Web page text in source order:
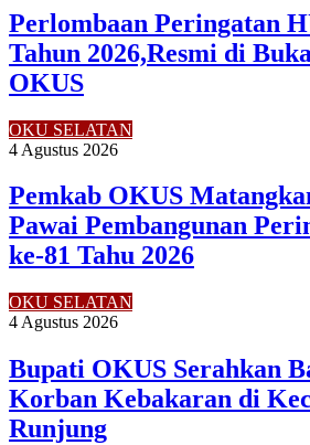
Perlombaan Peringatan
Tahun 2026,Resmi di
OKUS
OKU SELATAN
4 Agustus 2026
Pemkab OKUS
Pawai Pembangunan
ke-81 Tahu 2026
OKU SELATAN
4 Agustus 2026
Bupati OKUS Serahkan
Korban Kebakaran di
Runjung